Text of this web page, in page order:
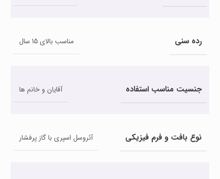
رده سنی مناسب بالای 15 سال
جنسیت مناسب استفاده آقایان و خانم ها
نوع بافت و فرم فیزیکی آئروسل اسپری با گاز پرفشار